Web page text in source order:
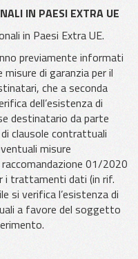
IN PAESI EXTRA UE
in Paesi Extra UE.
previamente informati
di garanzia per il
che a seconda
dell’esistenza di
destinatario da parte
clausole contrattuali
misure
01/2020
i trattamenti dati (in rif.
si verifica l’esistenza di
a favore del soggetto